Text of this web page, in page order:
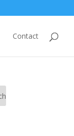
Contact